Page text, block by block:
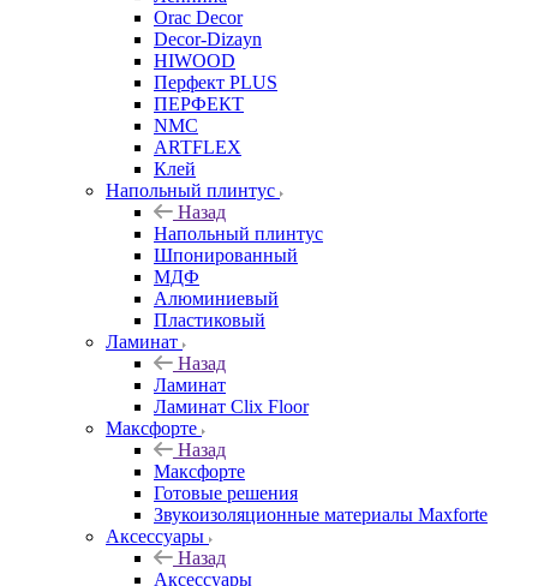
Orac Decor
Decor-Dizayn
HIWOOD
Перфект PLUS
ПЕРФЕКТ
NMC
ARTFLEX
Клей
Напольный плинтус
Назад
Напольный плинтус
Шпонированный
МДФ
Алюминиевый
Пластиковый
Ламинат
Назад
Ламинат
Ламинат Clix Floor
Максфорте
Назад
Максфорте
Готовые решения
Звукоизоляционные материалы Maxforte
Аксессуары
Назад
Аксессуары